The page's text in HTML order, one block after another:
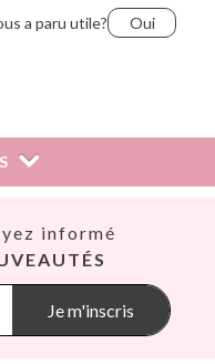
a paru utile? Oui
informé
Je m'inscris